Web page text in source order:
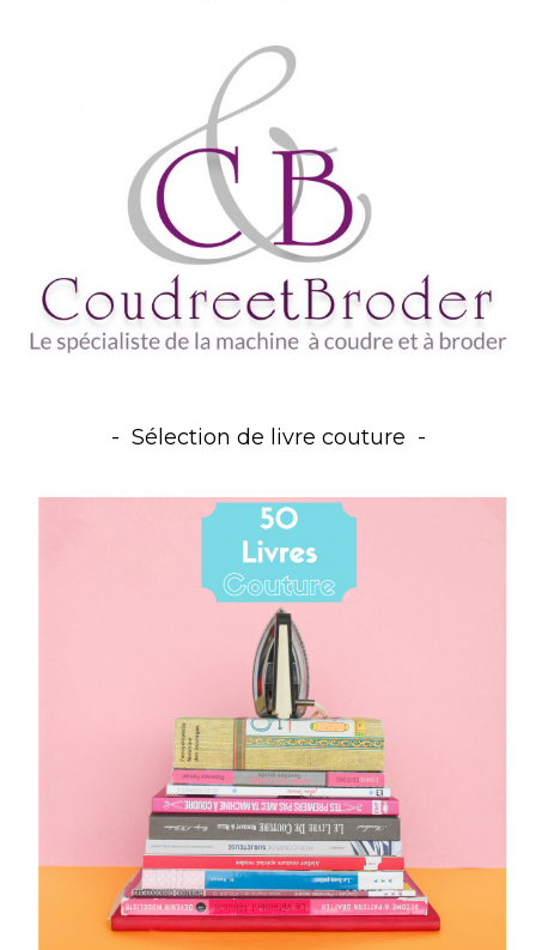
Sélection de livre couture